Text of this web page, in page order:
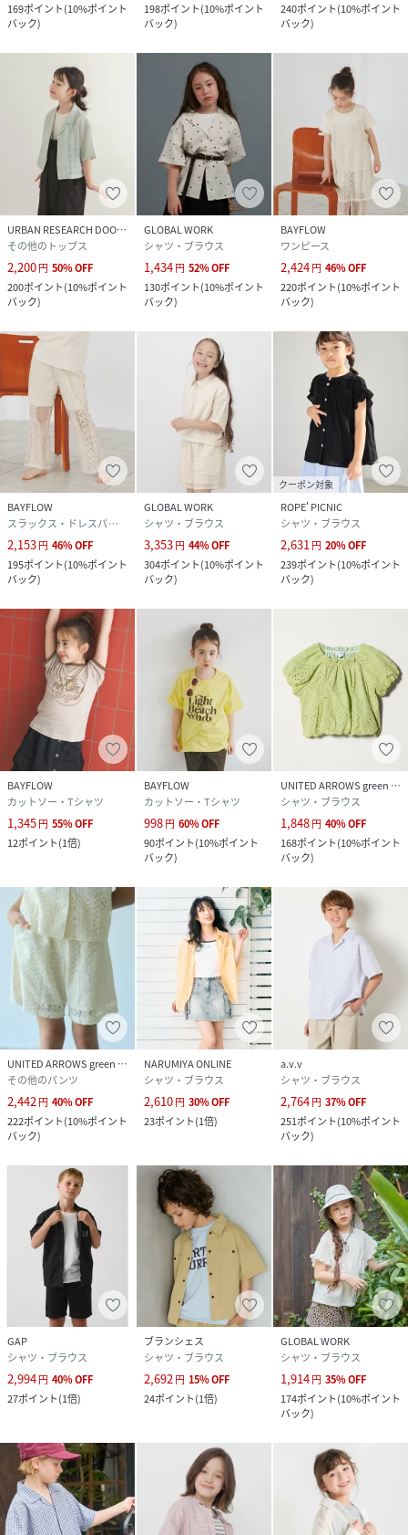
169ポイント(10%ポイント
バック)
198ポイント(10%ポイント
バック)
240ポイント(10%ポイント
バック)
URBAN RESEARCH DOORS
その他のトップス
2,200円 50%OFF
200ポイント(10%ポイント
バック)
GLOBAL WORK
シャツ・ブラウス
1,434円 52%OFF
130ポイント(10%ポイント
バック)
BAYFLOW
ワンピース
2,424円 46%OFF
220ポイント(10%ポイント
バック)
BAYFLOW
スラックス・ドレスパンツ
2,153円 46%OFF
195ポイント(10%ポイント
バック)
GLOBAL WORK
シャツ・ブラウス
3,353円 44%OFF
304ポイント(10%ポイント
バック)
クーポン対象
ROPE' PICNIC
シャツ・ブラウス
2,631円 20%OFF
239ポイント(10%ポイント
バック)
BAYFLOW
カットソー・Tシャツ
1,345円 55%OFF
12ポイント(1倍)
BAYFLOW
カットソー・Tシャツ
998円 60%OFF
90ポイント(10%ポイント
バック)
UNITED ARROWS green label relaxing
シャツ・ブラウス
1,848円 40%OFF
168ポイント(10%ポイント
バック)
UNITED ARROWS green label relaxing
その他のパンツ
2,442 円 40%OFF
222ポイント(10%ポイント
バック)
NARUMIYA ONLINE
シャツ・ブラウス
2,610円 30%OFF
23ポイント(1倍)
a.v.v
シャツ・ブラウス
2,764円 37%OFF
251ポイント(10%ポイント
バック)
GAP
シャツ・ブラウス
2,994円 40%OFF
27ポイント(1倍)
ブランシェス
シャツ・ブラウス
2,692円 15%OFF
24ポイント(1倍)
GLOBAL WORK
シャツ・ブラウス
1,914円 35%OFF
174ポイント(10%ポイント
バック)